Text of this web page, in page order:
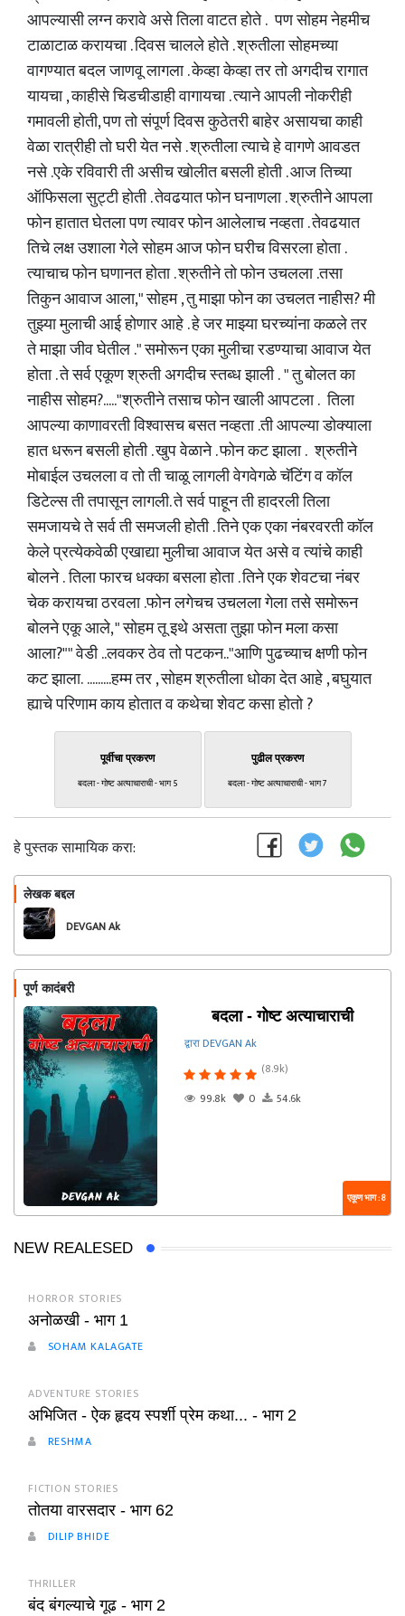
आपल्यासी लग्न करावे असे तिला वाटत होते . पण सोहम नेहमीच
टाळाटाळ करायचा . दिवस चालले होते . श्रुतीला सोहमच्या
वागण्यात बदल जाणवू लागला . केव्हा केव्हा तर तो अगदीच रागात
यायचा , काहीसे चिडचीडाही वागायचा . त्याने आपली नोकरीही
गमावली होती, पण तो संपूर्ण दिवस कुठेतरी बाहेर असायचा काही
वेळा रात्रीही तो घरी येत नसे . श्रुतीला त्याचे हे वागणे आवडत
नसे .एके रविवारी ती असीच खोलीत बसली होती . आज तिच्या
ऑफिसला सुट्टी होती . तेवढयात फोन घनाणला . श्रुतीने आपला
फोन हातात घेतला पण त्यावर फोन आलेलाच नव्हता . तेवढयात
तिचे लक्ष उशाला गेले सोहम आज फोन घरीच विसरला होता .
त्याचाच फोन घणानत होता . श्रुतीने तो फोन उचलला .तसा
तिकुन आवाज आला," सोहम , तु माझा फोन का उचलत नाहीस? मी
तुझ्या मुलाची आई होणार आहे . हे जर माझ्या घरच्यांना कळले तर
ते माझा जीव घेतील ." समोरून एका मुलीचा रडण्याचा आवाज येत
होता . ते सर्व एकूण श्रुती अगदीच स्तब्ध झाली . " तु बोलत का
नाहीस सोहम?....."श्रुतीने तसाच फोन खाली आपटला . तिला
आपल्या काणावरती विश्वासच बसत नव्हता .ती आपल्या डोक्याला
हात धरून बसली होती . खुप वेळाने . फोन कट झाला . श्रुतीने
मोबाईल उचलला व तो ती चाळू लागली वेगवेगळे चॅटिंग व कॉल
डिटेल्स ती तपासून लागली. ते सर्व पाहून ती हादरली तिला
समजायचे ते सर्व ती समजली होती . तिने एक एका नंबरवरती कॉल
केले प्रत्येकवेळी एखाद्या मुलीचा आवाज येत असे व त्यांचे काही
बोलने . तिला फारच धक्का बसला होता . तिने एक शेवटचा नंबर
चेक करायचा ठरवला .फोन लगेचच उचलला गेला तसे समोरून
बोलने एकू आले, " सोहम तू इथे असता तुझा फोन मला कसा
आला?"" वेडी ..लवकर ठेव तो पटकन.."आणि पुढच्याच क्षणी फोन
कट झाला. .........हम्म तर , सोहम श्रुतीला धोका देत आहे , बघुयात
ह्याचे परिणाम काय होतात व कथेचा शेवट कसा होतो ?
पूर्वीचा प्रकरण
बदला - गोष्ट अत्याचाराची - भाग 5
पुढील प्रकरण
बदला - गोष्ट अत्याचाराची - भाग 7
हे पुस्तक सामायिक करा:
लेखक बद्दल
DEVGAN Ak
पूर्ण कादंबरी
बदला - गोष्ट अत्याचाराची
द्वारा DEVGAN Ak
(8.9k)
99.8k
0 54.6k
एकूण भाग : 8
NEW REALESED
HORROR STORIES
अनोळखी - भाग 1
SOHAM KALAGATE
ADVENTURE STORIES
अभिजित - ऐक हृदय स्पर्शी प्रेम कथा... - भाग 2
RESHMA
FICTION STORIES
तोतया वारसदार - भाग 62
DILIP BHIDE
THRILLER
बंद बंगल्याचे गूढ - भाग 2